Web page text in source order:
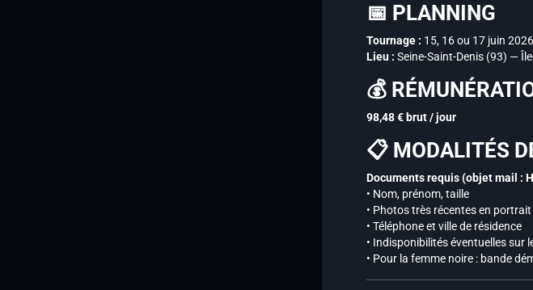
📅 PLANNING
Tournage : 15, 16 ou 17 juin
Lieu : Seine-Saint-Denis (93) —
💰
98,48 € brut / jour
📋 MODALITÉS
Documents requis (objet mail :
• Nom, prénom, taille
• Photos très récentes en portrait
• Téléphone et ville de résidence
• Indisponibilités éventuelles sur
• Pour la femme noire : bande